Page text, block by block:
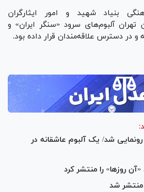
بنیاد شهید و امور ایثارگران
آلبوم‌های سرود «سنگر ایران» و
و در دسترس علاقه‌مندان قرار داده بود.
رونمایی شد/ یک آلبوم عاشقانه در
«آن روزها» را منتشر کرد
منتشر شد